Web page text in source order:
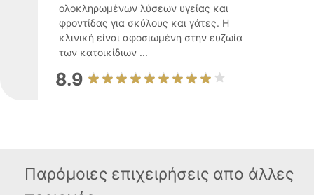
ολοκληρωμένων λύσεων υγείας και
φροντίδας για σκύλους και γάτες. Η
κλινική είναι αφοσιωμένη στην ευζωία
των κατοικίδιων ...
8.9
Παρόμοιες επιχειρήσεις απο άλλες